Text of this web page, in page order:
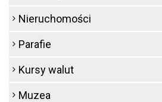
Nieruchomości
Parafie
Kursy walut
Muzea